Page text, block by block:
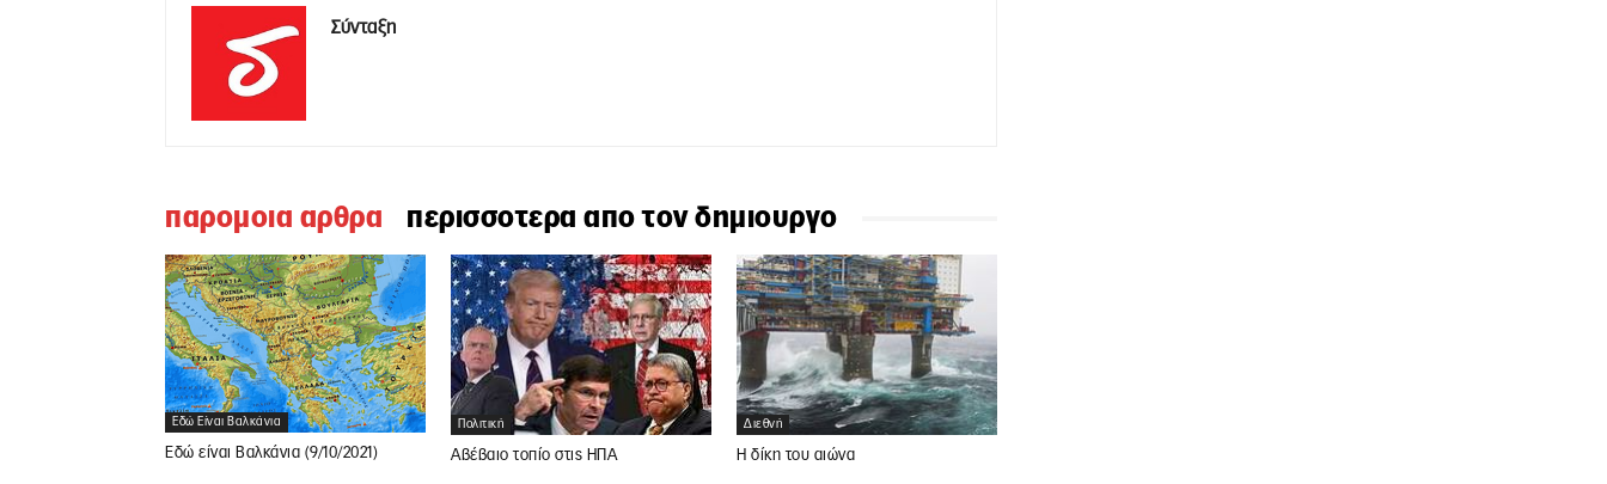
Σύνταξη
παρομοια αρθρα περισσοτερα απο τον δημιουργο
Εδώ Είναι Βαλκάνια
Εδώ είναι Βαλκάνια (9/10/2021)
Πολιτική
Αβέβαιο τοπίο στις ΗΠΑ
Διεθνή
Η δίκη του αιώνα